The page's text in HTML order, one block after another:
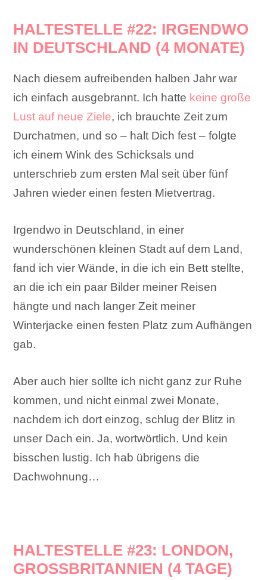
HALTESTELLE #22: IRGENDWO
IN DEUTSCHLAND (4 MONATE)
Nach diesem aufreibenden halben Jahr war
ich einfach ausgebrannt. Ich hatte keine große
Lust auf neue Ziele, ich brauchte Zeit zum
Durchatmen, und so – halt Dich fest – folgte
ich einem Wink des Schicksals und
unterschrieb zum ersten Mal seit über fünf
Jahren wieder einen festen Mietvertrag.
Irgendwo in Deutschland, in einer
wunderschönen kleinen Stadt auf dem Land,
fand ich vier Wände, in die ich ein Bett stellte,
an die ich ein paar Bilder meiner Reisen
hängte und nach langer Zeit meiner
Winterjacke einen festen Platz zum Aufhängen
gab.
Aber auch hier sollte ich nicht ganz zur Ruhe
kommen, und nicht einmal zwei Monate,
nachdem ich dort einzog, schlug der Blitz in
unser Dach ein. Ja, wortwörtlich. Und kein
bisschen lustig. Ich hab übrigens die
Dachwohnung…
HALTESTELLE #23: LONDON,
GROSSBRITANNIEN (4 TAGE)